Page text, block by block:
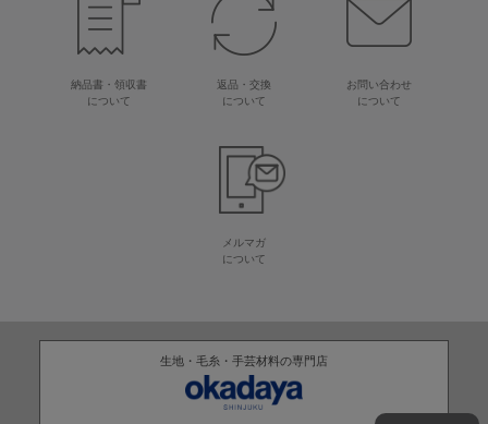
納品書・領収書
について
返品・交換
について
お問い合わせ
について
メルマガ
について
生地・毛糸・手芸材料の専門店